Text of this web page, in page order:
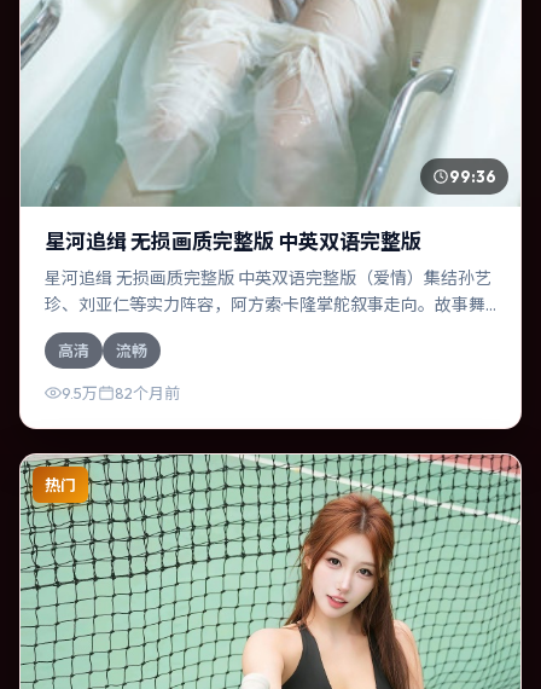
99:36
星河追缉 无损画质完整版 中英双语完整版
星河追缉 无损画质完整版 中英双语完整版（爱情）集结孙艺
珍、刘亚仁等实力阵容，阿方索·卡隆掌舵叙事走向。故事舞
台设定于美国，围绕一次意外选择展开连锁反应；配乐与色
彩高度服务于主题，结尾留白耐人寻味。
高清 流畅
9.5万 82个月前
热门